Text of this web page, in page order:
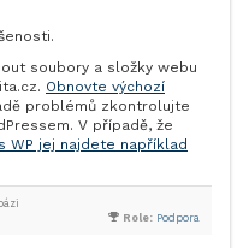
soubory a složky webu
Obnovte výchozí
problémů zkontrolujte
V případě, že
WP jej najdete například
Role: Podpora